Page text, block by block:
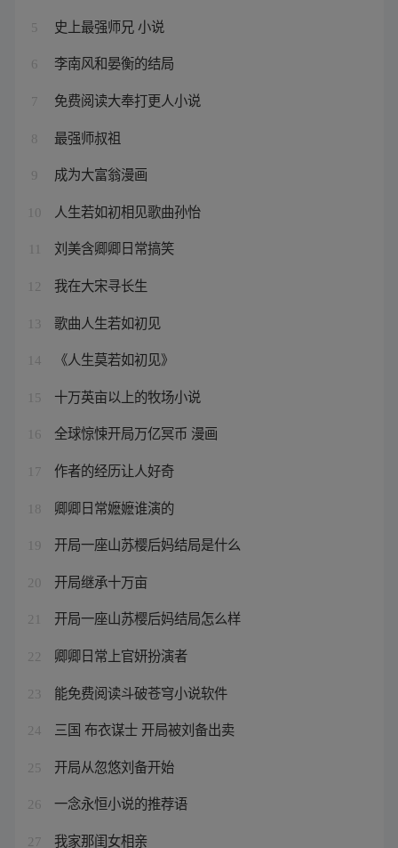
5 史上最强师兄 小说
6 李南风和晏衡的结局
7 免费阅读大奉打更人小说
8 最强师叔祖
9 成为大富翁漫画
10 人生若如初相见歌曲孙怡
刘美含卿卿日常搞笑
12 我在大宋寻长生
13 歌曲人生若如初见
14 《人生莫若如初见》
15 十万英亩以上的牧场小说
16 全球惊悚开局万亿冥币 漫画
17 作者的经历让人好奇
18 卿卿日常嬷嬷谁演的
19 开局一座山苏樱后妈结局是什么
20 开局继承十万亩
21 开局一座山苏樱后妈结局怎么样
22 卿卿日常上官妍扮演者
23 能免费阅读斗破苍穹小说软件
24 三国 布衣谋士 开局被刘备出卖
25 开局从忽悠刘备开始
26 一念永恒小说的推荐语
27 我家那闺女相亲